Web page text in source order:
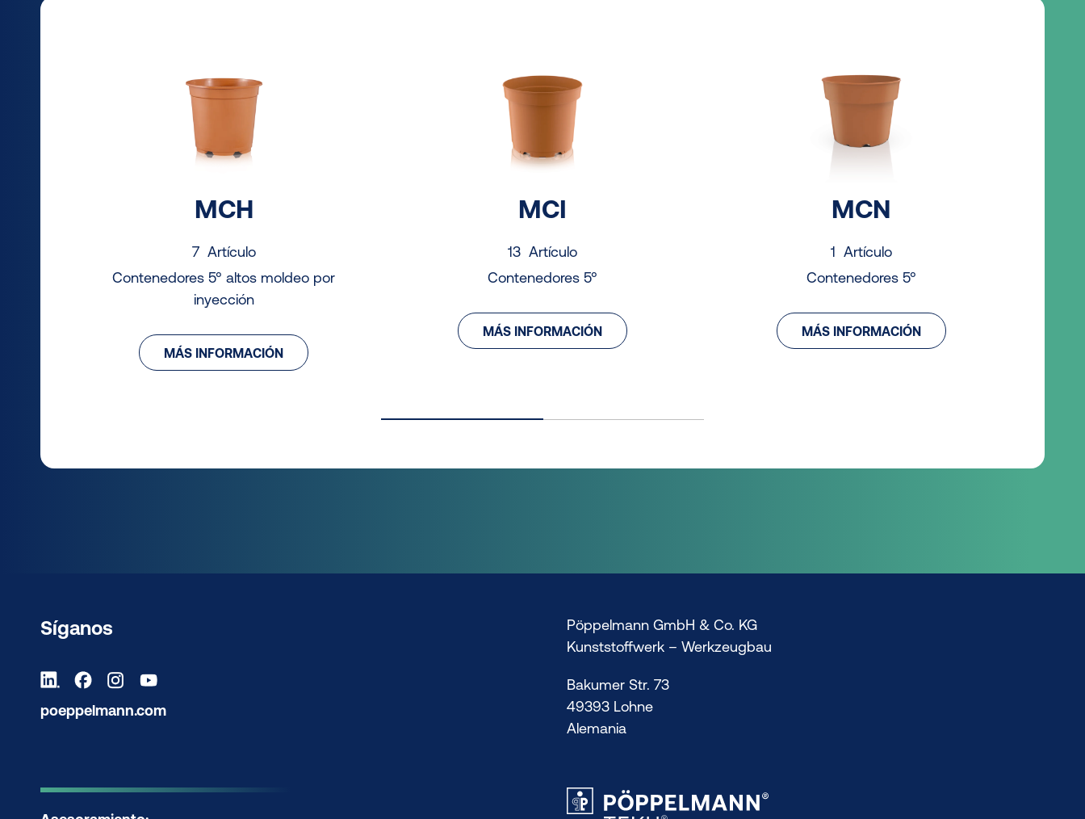
MCH
7 Artículo
Contenedores 5° altos moldeo por
inyección
MÁS INFORMACIÓN
MCI
13 Artículo
Contenedores 5°
MÁS INFORMACIÓN
MCN
1 Artículo
Contenedores 5°
MÁS INFORMACIÓN
Síganos
poeppelmann.com
Pöppelmann GmbH & Co. KG
Kunststoffwerk – Werkzeugbau
Bakumer Str. 73
49393 Lohne
Alemania